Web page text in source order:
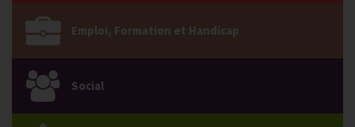
Emploi, Formation et Handicap
Social